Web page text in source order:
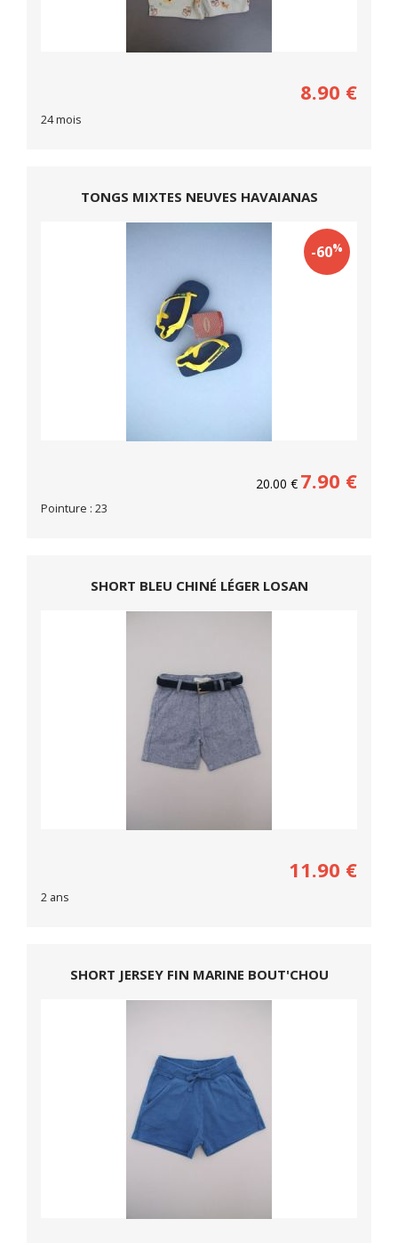
8.90 €
24 mois
TONGS MIXTES NEUVES HAVAIANAS
-60%
20.00 € 7.90 €
Pointure : 23
SHORT BLEU CHINÉ LÉGER LOSAN
11.90 €
2 ans
SHORT JERSEY FIN MARINE BOUT'CHOU